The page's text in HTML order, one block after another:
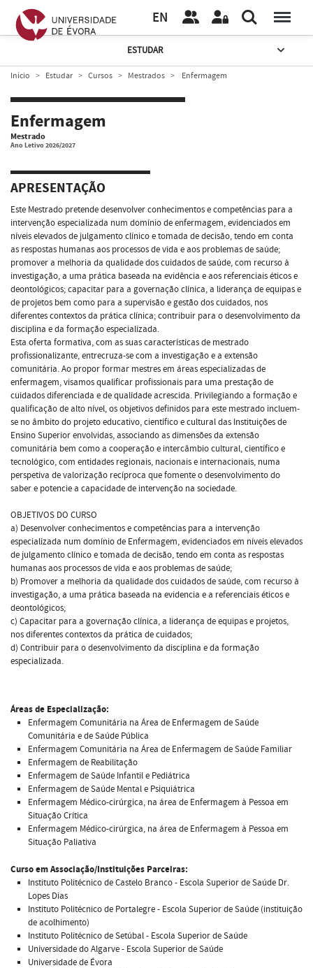
EN
ESTUDAR
Início Estudar Cursos Mestrados Enfermagem
Enfermagem
Mestrado
Ano Letivo 2026/2027
APRESENTAÇÃO
Este Mestrado pretende desenvolver conhecimentos e competências para a
intervenção especializada num domínio de enfermagem, evidenciados em
níveis elevados de julgamento clínico e tomada de decisão, tendo em conta
as respostas humanas aos processos de vida e aos problemas de saúde;
promover a melhoria da qualidade dos cuidados de saúde, com recurso à
investigação, a uma prática baseada na evidência e aos referenciais éticos e
deontológicos; capacitar para a governação clínica, a liderança de equipas e
de projetos bem como para a supervisão e gestão dos cuidados, nos
diferentes contextos da prática clínica; contribuir para o desenvolvimento da
disciplina e da formação especializada.
Esta oferta formativa, com as suas características de mestrado
profissionalizante, entrecruza-se com a investigação e a extensão
comunitária. Ao propor formar mestres em áreas especializadas de
enfermagem, visamos qualificar profissionais para uma prestação de
cuidados diferenciada e de qualidade acrescida. Privilegiando a formação e
qualificação de alto nível, os objetivos definidos para este mestrado incluem-
se no âmbito do projeto educativo, científico e cultural das Instituições de
Ensino Superior envolvidas, associando as dimensões da extensão
comunitária bem como a cooperação e intercâmbio cultural, científico e
tecnológico, com entidades regionais, nacionais e internacionais, numa
perspetiva de valorização recíproca que fomente o desenvolvimento do
saber e potencie a capacidade de intervenção na sociedade.
OBJETIVOS DO CURSO
a) Desenvolver conhecimentos e competências para a intervenção
especializada num domínio de Enfermagem, evidenciados em níveis elevados
de julgamento clínico e tomada de decisão, tendo em conta as respostas
humanas aos processos de vida e aos problemas de saúde;
b) Promover a melhoria da qualidade dos cuidados de saúde, com recurso à
investigação, a uma prática baseada na evidencia e a referenciais éticos e
deontológicos;
c) Capacitar para a governação clínica, a liderança de equipas e projetos,
nos diferentes contextos da prática de cuidados;
d) Contribuir para o desenvolvimento da disciplina e da formação
especializada.
Áreas de Especialização:
Enfermagem Comunitária na Área de Enfermagem de Saúde
Comunitária e de Saúde Pública
Enfermagem Comunitária na Área de Enfermagem de Saúde Familiar
Enfermagem de Reabilitação
Enfermagem de Saúde Infantil e Pediátrica
Enfermagem de Saúde Mental e Psiquiátrica
Enfermagem Médico-cirúrgica, na área de Enfermagem à Pessoa em
Situação Crítica
Enfermagem Médico-cirúrgica, na área de Enfermagem à Pessoa em
Situação Paliativa
Curso em Associação/Instituições Parceiras:
Instituto Politécnico de Castelo Branco - Escola Superior de Saúde Dr.
Lopes Dias
Instituto Politécnico de Portalegre - Escola Superior de Saúde (instituição
de acolhimento)
Instituto Politécnico de Setúbal - Escola Superior de Saúde
Universidade do Algarve - Escola Superior de Saúde
Universidade de Évora